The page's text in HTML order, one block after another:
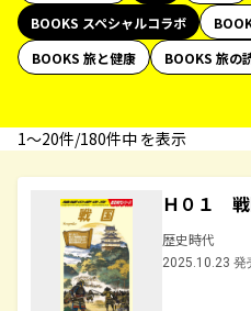
BOOKS スペシャルコラボ
BOOKS 旅と健康
BOOKS 旅の
1〜20件/180件中 を表示
Ｈ０１
歴史時代
2025.10.23 発